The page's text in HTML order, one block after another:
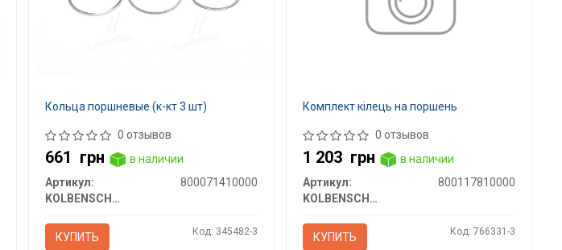
Кольца поршневые (к-кт 3 шт)
0 отзывов
661 грн
в наличии
Артикул:
800071410000
KOLBENSCHMIDT
КУПИТЬ Код: 345482-3
Комплект кілець на поршень
0 отзывов
1 203 грн
в наличии
Артикул:
800117810000
KOLBENSCHMIDT
КУПИТЬ Код: 766331-3